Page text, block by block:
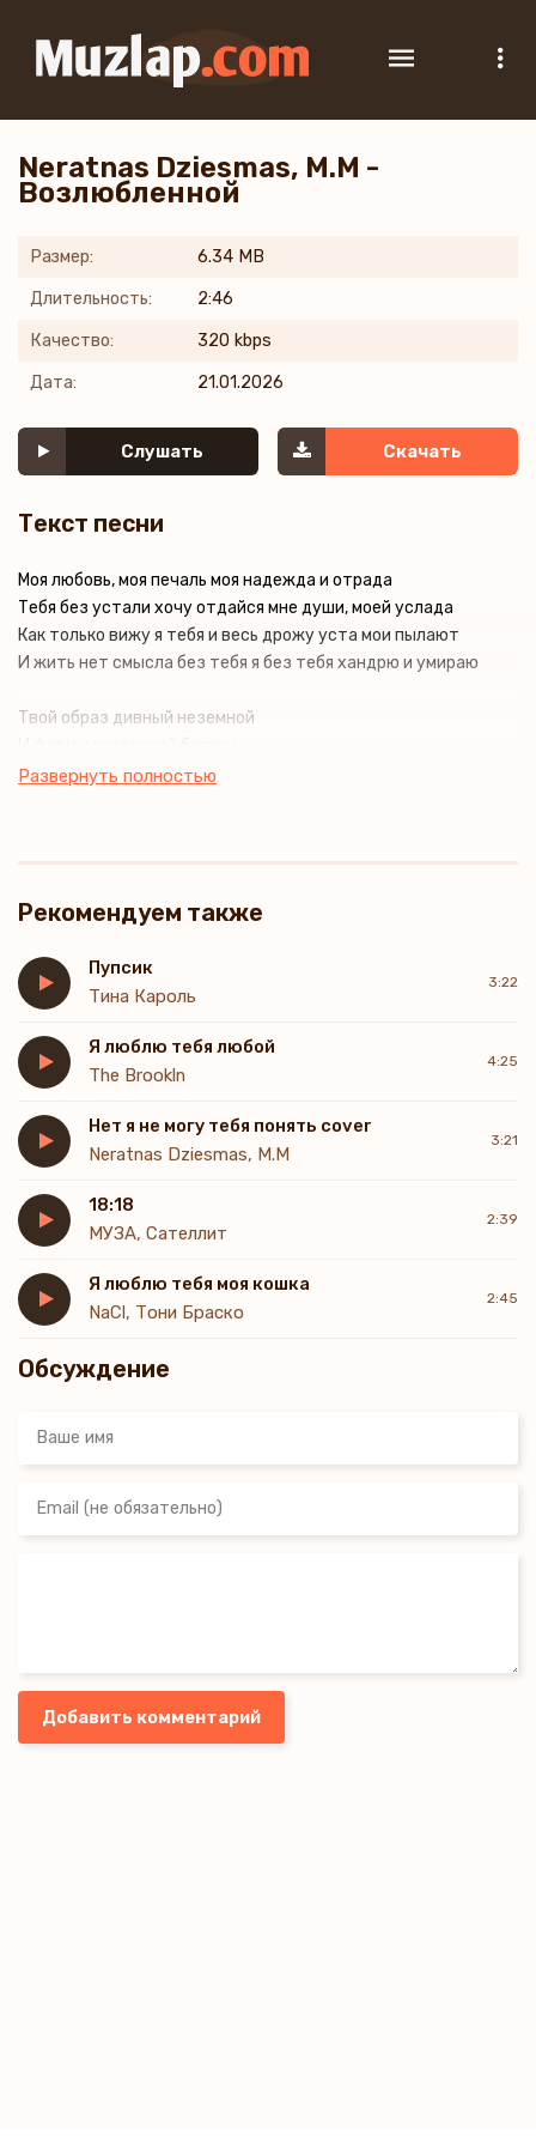
Neratnas Dziesmas, M.M -
Возлюбленной
Размер: 6.34 MB
Длительность: 2:46
Качество: 320 kbps
Дата: 21.01.2026
Слушать Скачать
Текст песни
Моя любовь, моя печаль моя надежда и отрада
Тебя без устали хочу отдайся мне души, моей услада
Как только вижу я тебя и весь дрожу уста мои пылают
И жить нет смысла без тебя я без тебя хандрю и умираю
Твой образ дивный неземной
Увижу в трансформации любой
Да, без тебя могу я умереть
Чудесный миг, вот ты в моих руках
Они хоть и дрожат, но их движения чётки
Я пью тебя, а после, закусив рукав
Я спать с тобой ложусь
Бутылка водки бутылка водки бутылка водки
Развернуть полностью
Рекомендуем также
Пупсик
Тина Кароль
3:22
Я люблю тебя любой
The Brookln
4:25
Hет я не могу тебя понять cover
Neratnas Dziesmas, M.M
3:21
18:18
МУЗА, Сателлит
2:39
Я люблю тебя моя кошка
NaCl, Тони Браско
2:45
Обсуждение
Добавить комментарий